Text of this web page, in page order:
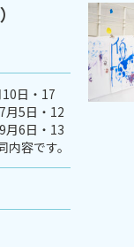
日・17
月5日・12
月6日・13
容です。